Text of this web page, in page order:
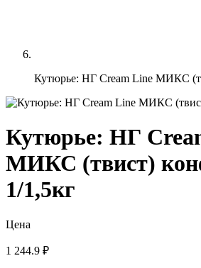
Кутюрье: НГ Cream Line МИКС
Кутюрье: НГ
МИКС (твист)
1/1,5кг
Цена
1 244.9 ₽